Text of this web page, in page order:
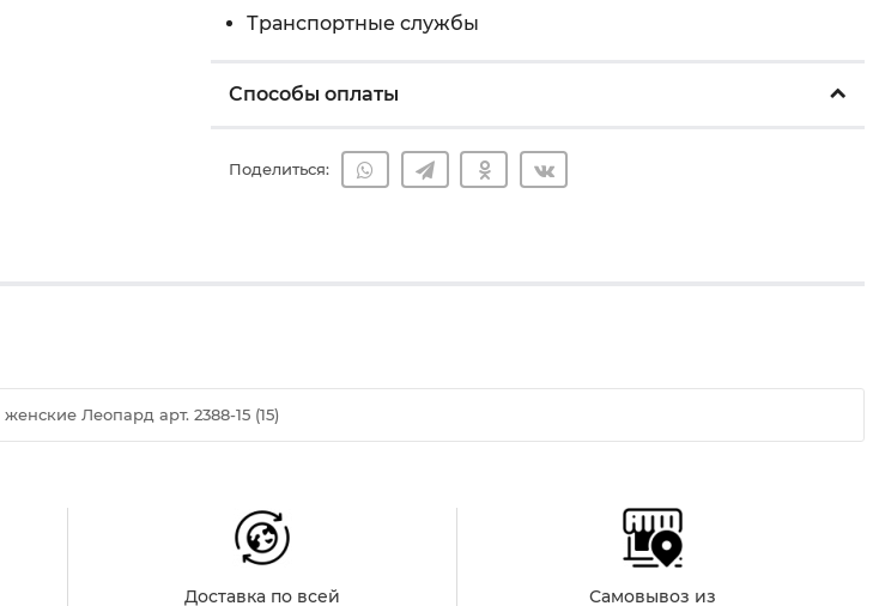
Транспортные службы
Способы оплаты
Поделиться:
Леопард арт. 2388-15 (15)
Доставка по всей
Самовывоз из